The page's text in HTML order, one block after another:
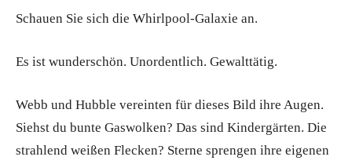
Schauen Sie sich die Whirlpool-Galaxie an.
Es ist wunderschön. Unordentlich. Gewalttätig.
Webb und Hubble vereinten für dieses Bild ihre Augen.
Siehst du bunte Gaswolken? Das sind Kindergärten. Die
strahlend weißen Flecken? Sterne sprengen ihre eigenen